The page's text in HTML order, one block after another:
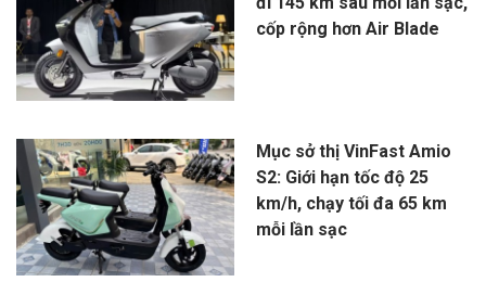
cốp rộng hơn Air Blade
Mục sở thị VinFast Amio
S2: Giới hạn tốc độ 25
km/h, chạy tối đa 65 km
mỗi lần sạc